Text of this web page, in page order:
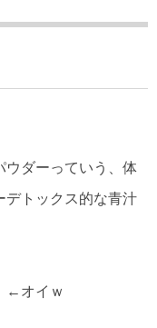
ウダーっていう、体
デトックス的な青汁
←オイｗ